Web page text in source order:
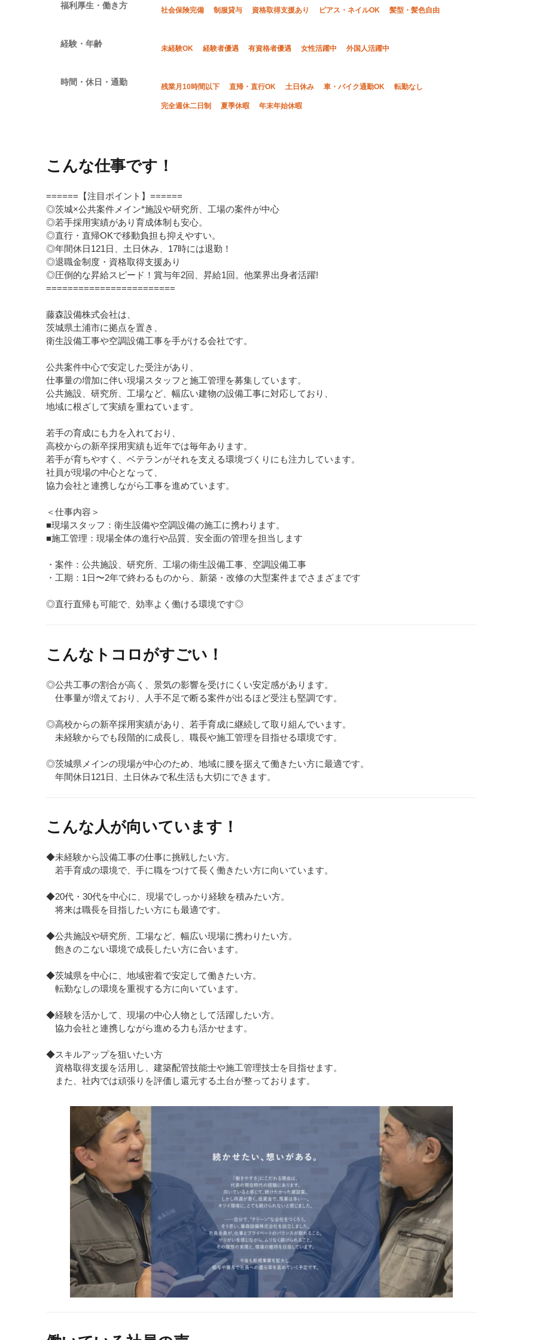
福利厚生・働き方 社会保険完備 制服貸与 資格取得支援あり ピアス・ネイルOK 髪型・髪色自由
経験・年齢 未経験OK 経験者優遇 有資格者優遇 女性活躍中 外国人活躍中
時間・休日・通勤 残業月10時間以下 直帰・直行OK 土日休み 車・バイク通勤OK 転勤なし
完全週休二日制 夏季休暇 年末年始休暇
こんな仕事です！
======【注目ポイント】======
◎茨城×公共案件メイン*施設や研究所、工場の案件が中心
◎若手採用実績があり育成体制も安心。
◎直行・直帰OKで移動負担も抑えやすい。
◎年間休日121日、土日休み、17時には退勤！
◎退職金制度・資格取得支援あり
◎圧倒的な昇給スピード！賞与年2回、昇給1回。他業界出身者活躍!
========================
藤森設備株式会社は、
茨城県土浦市に拠点を置き、
衛生設備工事や空調設備工事を手がける会社です。
公共案件中心で安定した受注があり、
仕事量の増加に伴い現場スタッフと施工管理を募集しています。
公共施設、研究所、工場など、幅広い建物の設備工事に対応しており、
地域に根ざして実績を重ねています。
若手の育成にも力を入れており、
高校からの新卒採用実績も近年では毎年あります。
若手が育ちやすく、ベテランがそれを支える環境づくりにも注力しています。
社員が現場の中心となって、
協力会社と連携しながら工事を進めています。
＜仕事内容＞
■現場スタッフ：衛生設備や空調設備の施工に携わります。
■施工管理：現場全体の進行や品質、安全面の管理を担当します
・案件：公共施設、研究所、工場の衛生設備工事、空調設備工事
・工期：1日〜2年で終わるものから、新築・改修の大型案件までさまざまです
◎直行直帰も可能で、効率よく働ける環境です◎
こんなトコロがすごい！
◎公共工事の割合が高く、景気の影響を受けにくい安定感があります。
仕事量が増えており、人手不足で断る案件が出るほど受注も堅調です。
◎高校からの新卒採用実績があり、若手育成に継続して取り組んでいます。
未経験からでも段階的に成長し、職長や施工管理を目指せる環境です。
◎茨城県メインの現場が中心のため、地域に腰を据えて働きたい方に最適です。
年間休日121日、土日休みで私生活も大切にできます。
こんな人が向いています！
◆未経験から設備工事の仕事に挑戦したい方。
若手育成の環境で、手に職をつけて長く働きたい方に向いています。
◆20代・30代を中心に、現場でしっかり経験を積みたい方。
将来は職長を目指したい方にも最適です。
◆公共施設や研究所、工場など、幅広い現場に携わりたい方。
飽きのこない環境で成長したい方に合います。
◆茨城県を中心に、地域密着で安定して働きたい方。
転勤なしの環境を重視する方に向いています。
◆経験を活かして、現場の中心人物として活躍したい方。
協力会社と連携しながら進める力も活かせます。
◆スキルアップを狙いたい方
資格取得支援を活用し、建築配管技能士や施工管理技士を目指せます。
また、社内では頑張りを評価し還元する土台が整っております。